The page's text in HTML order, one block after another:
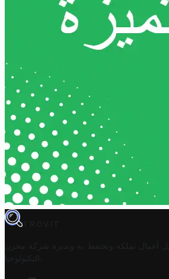
TROVIT
أعمال تملكه وتحتفظ به وتديره
شركة مخزن
التكنولوجيا